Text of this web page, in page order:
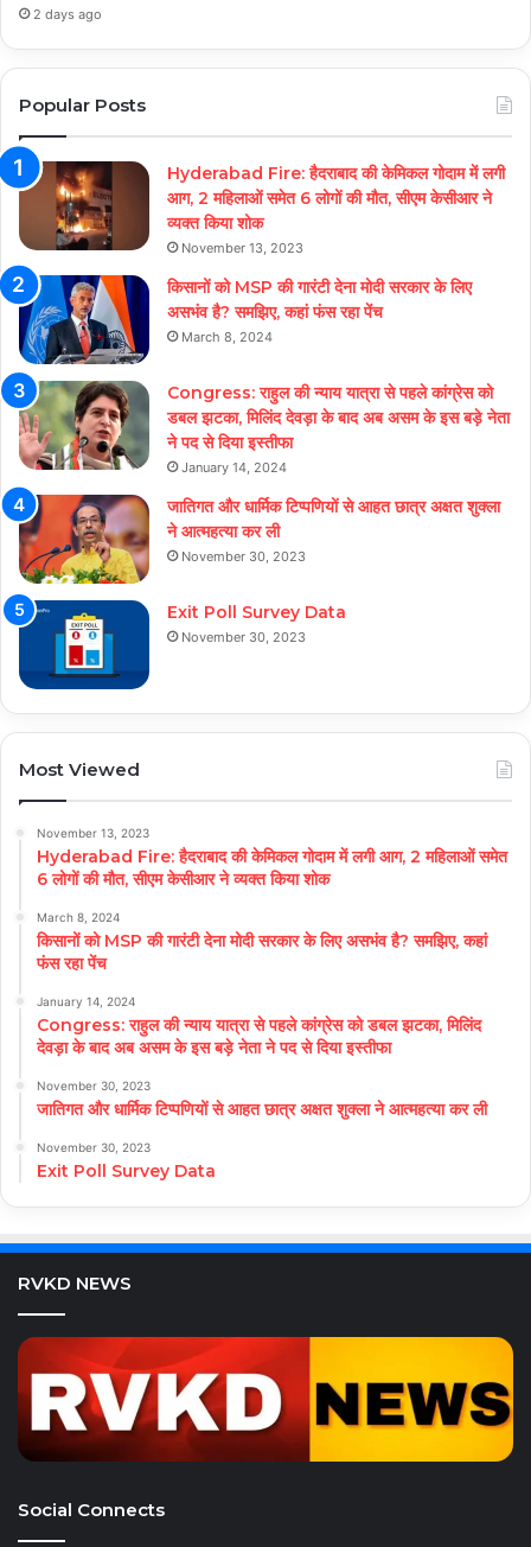
2 days ago
Popular Posts
Hyderabad Fire: हैदराबाद की केमिकल गोदाम में लगी
आग, 2 महिलाओं समेत 6 लोगों की मौत, सीएम केसीआर ने
व्यक्त किया शोक
November 13, 2023
किसानों को MSP की गारंटी देना मोदी सरकार के लिए
असभंव है? समझिए, कहां फंस रहा पेंच
March 8, 2024
Congress: राहुल की न्याय यात्रा से पहले कांग्रेस को
डबल झटका, मिलिंद देवड़ा के बाद अब असम के इस बड़े नेता
ने पद से दिया इस्तीफा
January 14, 2024
जातिगत और धार्मिक टिप्पणियों से आहत छात्र अक्षत शुक्ला
ने आत्महत्या कर ली
November 30, 2023
Exit Poll Survey Data
November 30, 2023
Most Viewed
November 13, 2023
Hyderabad Fire: हैदराबाद की केमिकल गोदाम में लगी आग, 2 महिलाओं समेत
6 लोगों की मौत, सीएम केसीआर ने व्यक्त किया शोक
March 8, 2024
किसानों को MSP की गारंटी देना मोदी सरकार के लिए असभंव है? समझिए, कहां
फंस रहा पेंच
January 14, 2024
Congress: राहुल की न्याय यात्रा से पहले कांग्रेस को डबल झटका, मिलिंद
देवड़ा के बाद अब असम के इस बड़े नेता ने पद से दिया इस्तीफा
November 30, 2023
जातिगत और धार्मिक टिप्पणियों से आहत छात्र अक्षत शुक्ला ने आत्महत्या कर ली
November 30, 2023
Exit Poll Survey Data
RVKD NEWS
Social Connects